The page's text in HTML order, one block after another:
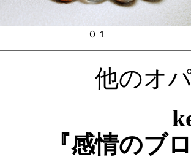
０１
他のオ
『感情のブ